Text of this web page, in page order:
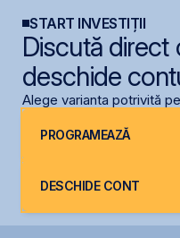
START INVESTIȚII
Discută direct
deschide
Alege varianta potrivită
PROGRAMEAZĂ
DESCHIDE CONT